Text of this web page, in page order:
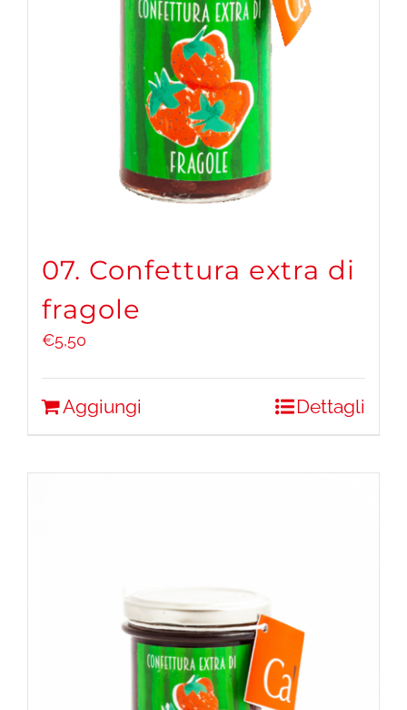
07. Confettura extra di
fragole
€5,50
Aggiungi Dettagli